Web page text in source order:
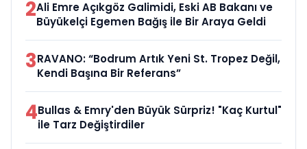
2Ali Emre Açıkgöz Galimidi, Eski AB Bakanı ve
Büyükelçi Egemen Bağış ile Bir Araya Geldi
3RAVANO: “Bodrum Artık Yeni St. Tropez Değil,
Kendi Başına Bir Referans”
4Bullas & Emry'den Büyük Sürpriz! "Kaç Kurtul"
ile Tarz Değiştirdiler